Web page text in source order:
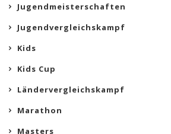
Jugendmeisterschaften
Jugendvergleichskampf
Kids
Kids Cup
Ländervergleichskampf
Marathon
Masters